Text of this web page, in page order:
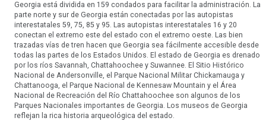
Georgia está dividida en 159 condados para facilitar la administración. La
parte norte y sur de Georgia están conectadas por las autopistas
interestatales 59, 75, 85 y 95. Las autopistas interestatales 16 y 20
conectan el extremo este del estado con el extremo oeste. Las bien
trazadas vías de tren hacen que Georgia sea fácilmente accesible desde
todas las partes de los Estados Unidos. El estado de Georgia es drenado
por los ríos Savannah, Chattahoochee y Suwannee. El Sitio Histórico
Nacional de Andersonville, el Parque Nacional Militar Chickamauga y
Chattanooga, el Parque Nacional de Kennesaw Mountain y el Área
Nacional de Recreación del Río Chattahoochee son algunos de los
Parques Nacionales importantes de Georgia. Los museos de Georgia
reflejan la rica historia arqueológica del estado.